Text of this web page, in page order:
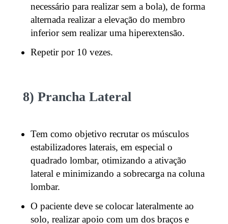
necessário para realizar sem a bola), de forma
alternada realizar a elevação do membro
inferior sem realizar uma hiperextensão.
Repetir por 10 vezes.
8) Prancha Lateral
Tem como objetivo recrutar os músculos
estabilizadores laterais, em especial o
quadrado lombar, otimizando a ativação
lateral e minimizando a sobrecarga na coluna
lombar.
O paciente deve se colocar lateralmente ao
solo, realizar apoio com um dos braços e